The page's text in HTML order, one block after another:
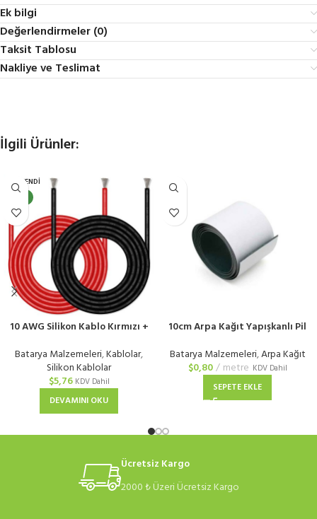
Ek bilgi
Değerlendirmeler (0)
Taksit Tablosu
Nakliye ve Teslimat
İlgili Ürünler:
TÜKENDI
10 AWG Silikon Kablo Kırmızı +
Batarya Malzemeleri,Kablolar,
Silikon Kablolar
$5,76 KDV Dahil
DEVAMINI OKU
10cm Arpa Kağıt Yapışkanlı Pil
Batarya Malzemeleri,Arpa Kağıt
$0,80 metre KDV Dahil
SEPETE EKLE
Ücretsiz Kargo
2000 ₺ Üzeri Ücretsiz Kargo